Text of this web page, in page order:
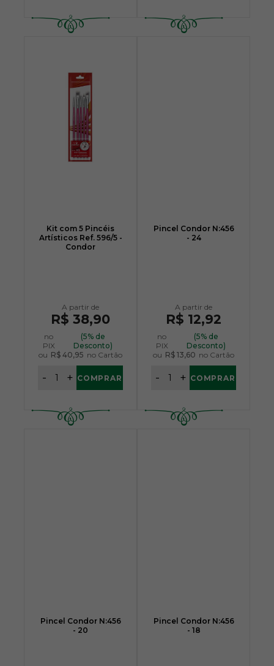
Kit com 5 Pincéis
Artísticos Ref. 596/5 -
Condor
R$ 38,90
no
PIX
(5% de
Desconto)
ou R$ 40,95 no Cartão
+
- COMPRAR
Pincel Condor N:456
- 24
R$ 12,92
no
PIX
(5% de
Desconto)
ou R$ 13,60 no Cartão
+
- COMPRAR
Pincel Condor N:456
- 20
Pincel Condor N:456
- 18